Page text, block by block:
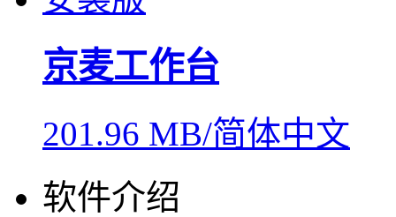
京麦工作台
201.96 MB/简体中文
软件介绍